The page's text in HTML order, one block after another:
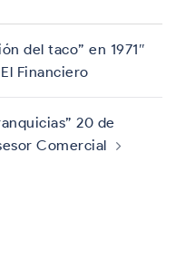
del taco” en 1971″
Financiero
20 de
Comercial